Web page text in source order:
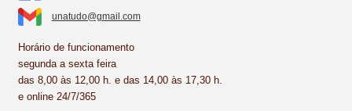
unatudo@gmail.com
Horário de funcionamento
segunda a sexta feira
das 8,00 às 12,00 h. e das 14,00 às 17,30 h.
e online 24/7/365